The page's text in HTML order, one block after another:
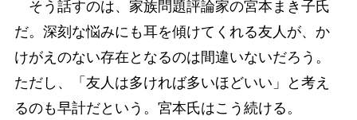
そう話すのは、家族問題評論家の宮本まき子氏
だ。深刻な悩みにも耳を傾けてくれる友人が、か
けがえのない存在となるのは間違いないだろう。
ただし、「友人は多ければ多いほどいい」と考え
るのも早計だという。宮本氏はこう続ける。